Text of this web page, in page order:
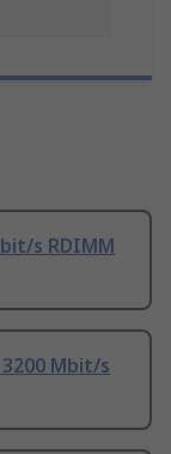
s RDIMM
3200 Mbit/s